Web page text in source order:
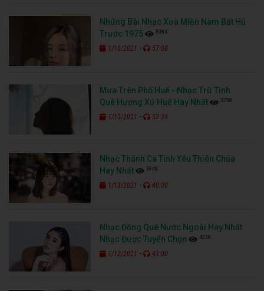
Những Bài Nhạc Xưa Miền Nam Bất Hủ
Trước 1975
3984
1/16/2021 - 57:08
Mưa Trên Phố Huế - Nhạc Trữ Tình
Quê Hương Xứ Huế Hay Nhất
3298
1/15/2021 - 52:39
Nhạc Thánh Ca Tình Yêu Thiên Chúa
Hay Nhất
3840
1/13/2021 - 40:00
Nhạc Đồng Quê Nước Ngoài Hay Nhất
Nhạc Được Tuyển Chọn
4238
1/12/2021 - 43:00